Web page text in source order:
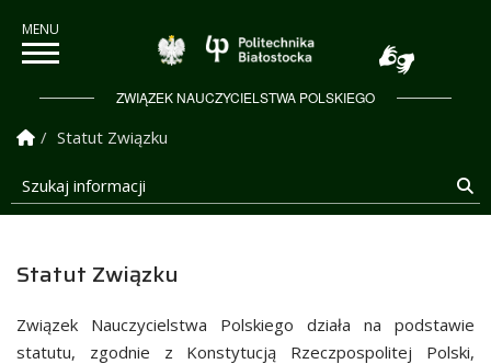
Politechnika
ZWIĄZEK NAUCZYCIELSTWA POLSKIEGO
Strona Główna
Statut Związku
Szukaj informacji
Statut Związku
Związek Nauczycielstwa Polskiego działa na podstawie
statutu, zgodnie z Konstytucją Rzeczpospolitej Polski,